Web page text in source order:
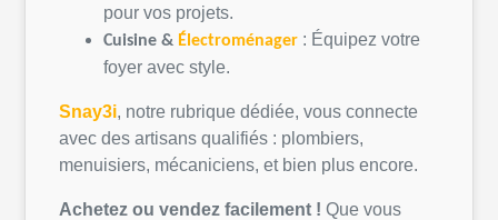
pour vos projets.
Cuisine & Électroménager : Équipez votre
foyer avec style.
Snay3i, notre rubrique dédiée, vous connecte
avec des artisans qualifiés : plombiers,
menuisiers, mécaniciens, et bien plus encore.
Achetez ou vendez facilement ! Que vous